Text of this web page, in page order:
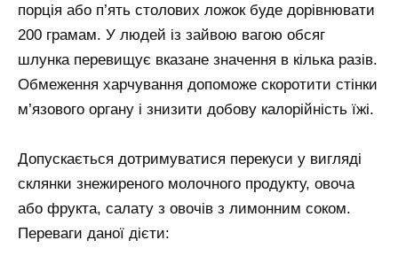
порція або п’ять столових ложок буде дорівнювати
200 грамам. У людей із зайвою вагою обсяг
шлунка перевищує вказане значення в кілька разів.
Обмеження харчування допоможе скоротити стінки
м’язового органу і знизити добову калорійність їжі.
Допускається дотримуватися перекуси у вигляді
склянки знежиреного молочного продукту, овоча
або фрукта, салату з овочів з лимонним соком.
Переваги даної дієти: